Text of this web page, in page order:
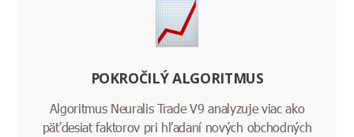
POKROČILÝ ALGORITMUS
Algoritmus Neuralis Trade V9 analyzuje viac ako
päťdesiat faktorov pri hľadaní nových obchodných